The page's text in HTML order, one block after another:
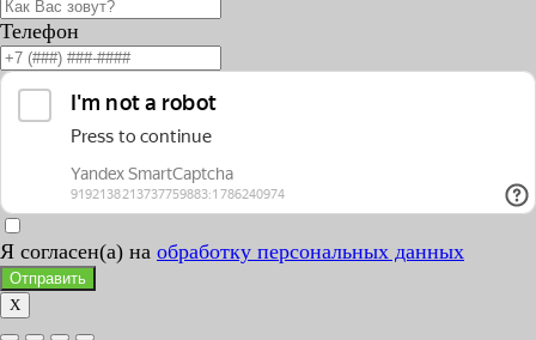
Телефон
Я согласен(а) на обработку персональных данных
Отправить
X